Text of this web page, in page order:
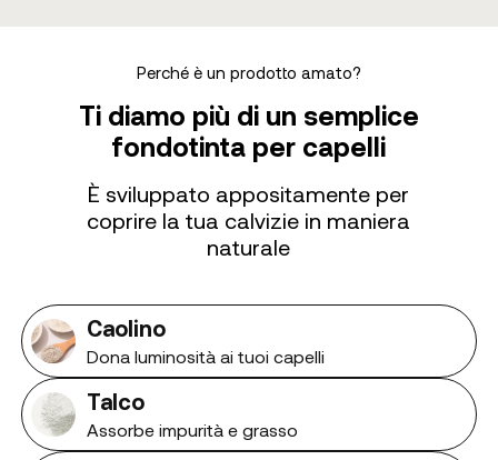
Perché è un prodotto amato?
Ti diamo più di un semplice
fondotinta per capelli
È sviluppato appositamente per
coprire la tua calvizie in maniera
naturale
Caolino
Dona luminosità ai tuoi capelli
Talco
Assorbe impurità e grasso